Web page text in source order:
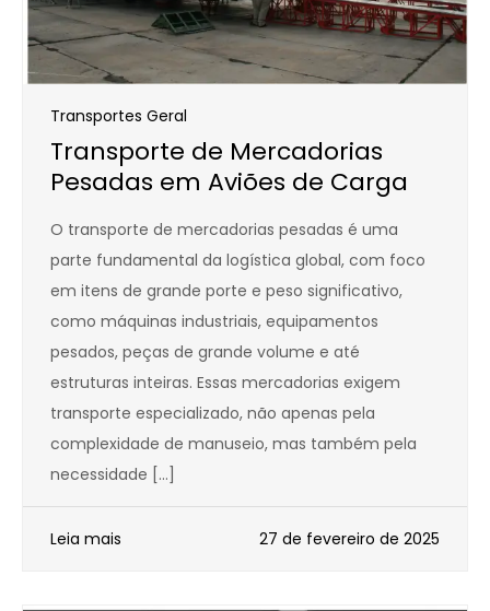
Transportes Geral
Transporte de Mercadorias
Pesadas em Aviões de Carga
O transporte de mercadorias pesadas é uma
parte fundamental da logística global, com foco
em itens de grande porte e peso significativo,
como máquinas industriais, equipamentos
pesados, peças de grande volume e até
estruturas inteiras. Essas mercadorias exigem
transporte especializado, não apenas pela
complexidade de manuseio, mas também pela
necessidade […]
Leia mais 27 de fevereiro de 2025